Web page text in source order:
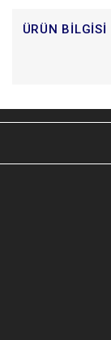
ÜRÜN BILGISI
Bu ürünün
konularda
kullanarak
Ürün
Ürün
Ürün
Ürün